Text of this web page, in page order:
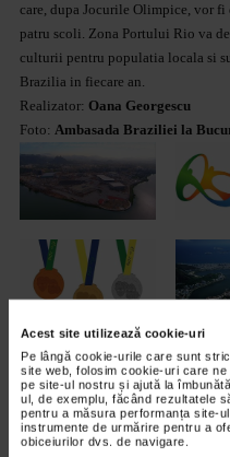
Acest site utilizează cookie-uri
Pe lângă cookie-urile care sunt
site web, folosim cookie-uri care
pe site-ul nostru și ajută la
ul, de exemplu, făcând rezultatele
pentru a măsura performanța site-
instrumente de urmărire pentru a
obiceiurilor dvs. de navigare.
care, dupa Jocurile Olimpice, vor
patru scoli. Zona Portului Rio va
culturii pentru populatia locala si
Brazilia in fiecare an.
Realizator: Oana Georgescu
Foto: Ambasada Braziliei la